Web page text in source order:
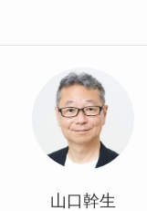
山口幹生